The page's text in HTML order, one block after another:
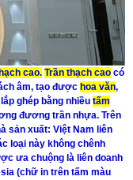
cao. Trần thạch cao có
âm, tạo được hoa văn,
ghép bằng nhiều tấm
đương trần nhựa. Trên
sản xuất: Việt Nam liên
loại này không chênh
ưa chuộng là liên doanh
(chữ in trên tấm màu